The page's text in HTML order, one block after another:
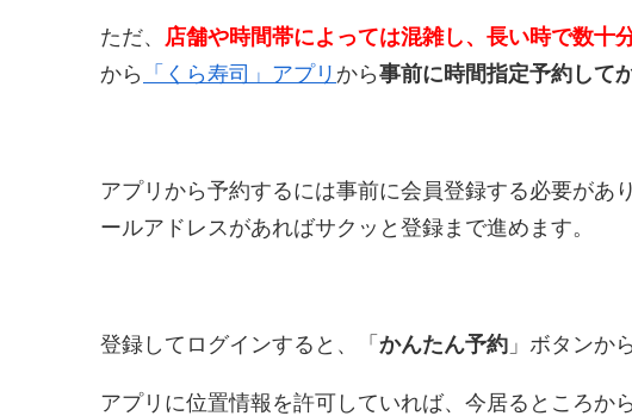
ただ、 店舗や時間帯によっては混雑し、長い時で数十
から
「くら寿司」アプリ から事前に時間指定予約して
アプリから予約するには事前に会員登録する必要があ
ールアドレスがあればサクッと登録まで進めます。
登録してログインすると、「 かんたん予約 」ボタンか
アプリに位置情報を許可していれば、今居るところか